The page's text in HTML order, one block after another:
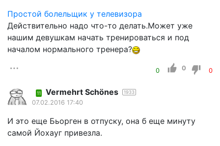
Простой болельщик у телевизора
Действительно надо что-то делать.Может уже
нашим девушкам начать тренироваться и под
началом нормального тренера?
0 0 0
11 Vermehrt Schönes 1933
07.02.2016 17:40
И это еще Бьорген в отпуску, она б еще минуту
самой Йохауг привезла.